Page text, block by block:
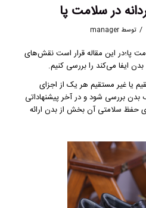
در سلامت پا
/ توسط manager
پا؛در این مقاله قرار است نقش‌های
ایفا می‌کند را بررسی کنیم.
یا غیر مستقیم هر یک از اجزای
بررسی شود و در آخر پیشنهاداتی
حفظ سلامتی آن بخش از بدن ارائه